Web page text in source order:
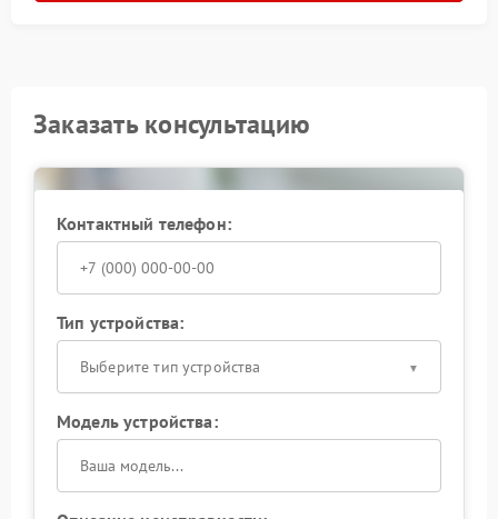
Заказать консультацию
Контактный телефон:
Тип устройства:
Выберите тип устройства
Модель устройства: